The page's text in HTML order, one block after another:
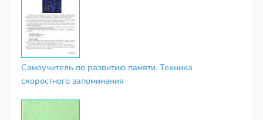
Самоучитель по развитию памяти. Техника
скоростного запоминания